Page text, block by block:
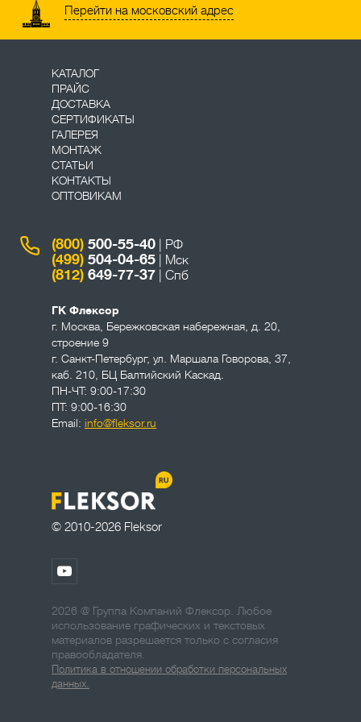
Перейти на московский адрес
© 2010-2026 Fleksor
КАТАЛОГ
ПРАЙС
ДОСТАВКА
СЕРТИФИКАТЫ
ГАЛЕРЕЯ
МОНТАЖ
СТАТЬИ
КОНТАКТЫ
ОПТОВИКАМ
(800) 500-55-40 | РФ
(499) 504-04-65 | Мск
(812) 649-77-37 | Спб
ГК Флексор
г. Москва Бережковская набережная, д. 20,
строение 9
г. Санкт-Петербург, ул. Маршала Говорова, 37,
каб. 210, БЦ Балтийский Каскад.
ПН-ЧТ: 9:00-17:30
ПТ: 9:00-16:30
Email: info@fleksor.ru
2026 @ Группа Компаний Флексор. Любое
использование графических и текстовых
материалов разрешается только с согласия
правообладателя.
Политика в отношении обработки персональных
данных.